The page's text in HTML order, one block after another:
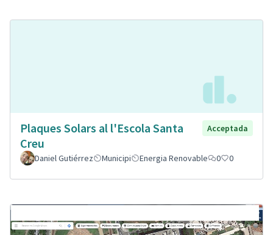
Plaques Solars al l'Escola Santa
Creu
Acceptada
Daniel Gutiérrez Municipi Energia Renovable 0 0